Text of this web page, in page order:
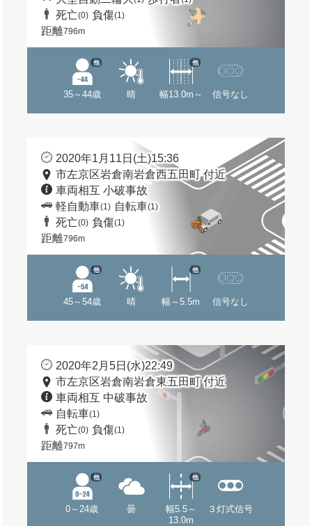
死亡(0) 負傷(1)
距離796m
35～44歳
他
晴 幅13.0m～
他
信号なし
2020年1月11日(土)15:36
市左京区岩倉南岩倉西五田町 付近
車両相互 小破事故
軽自動車(1) 自転車(1)
死亡(0) 負傷(1)
距離796m
45～54歳
他
晴 幅～5.5m
他
信号なし
2020年2月5日(水)22:49
市左京区岩倉南岩倉東五田町 付近
車両相互 中破事故
自転車(1)
死亡(0) 負傷(1)
距離797m
0～24歳
他
曇
幅5.5～
13.0m
他
３灯式信号